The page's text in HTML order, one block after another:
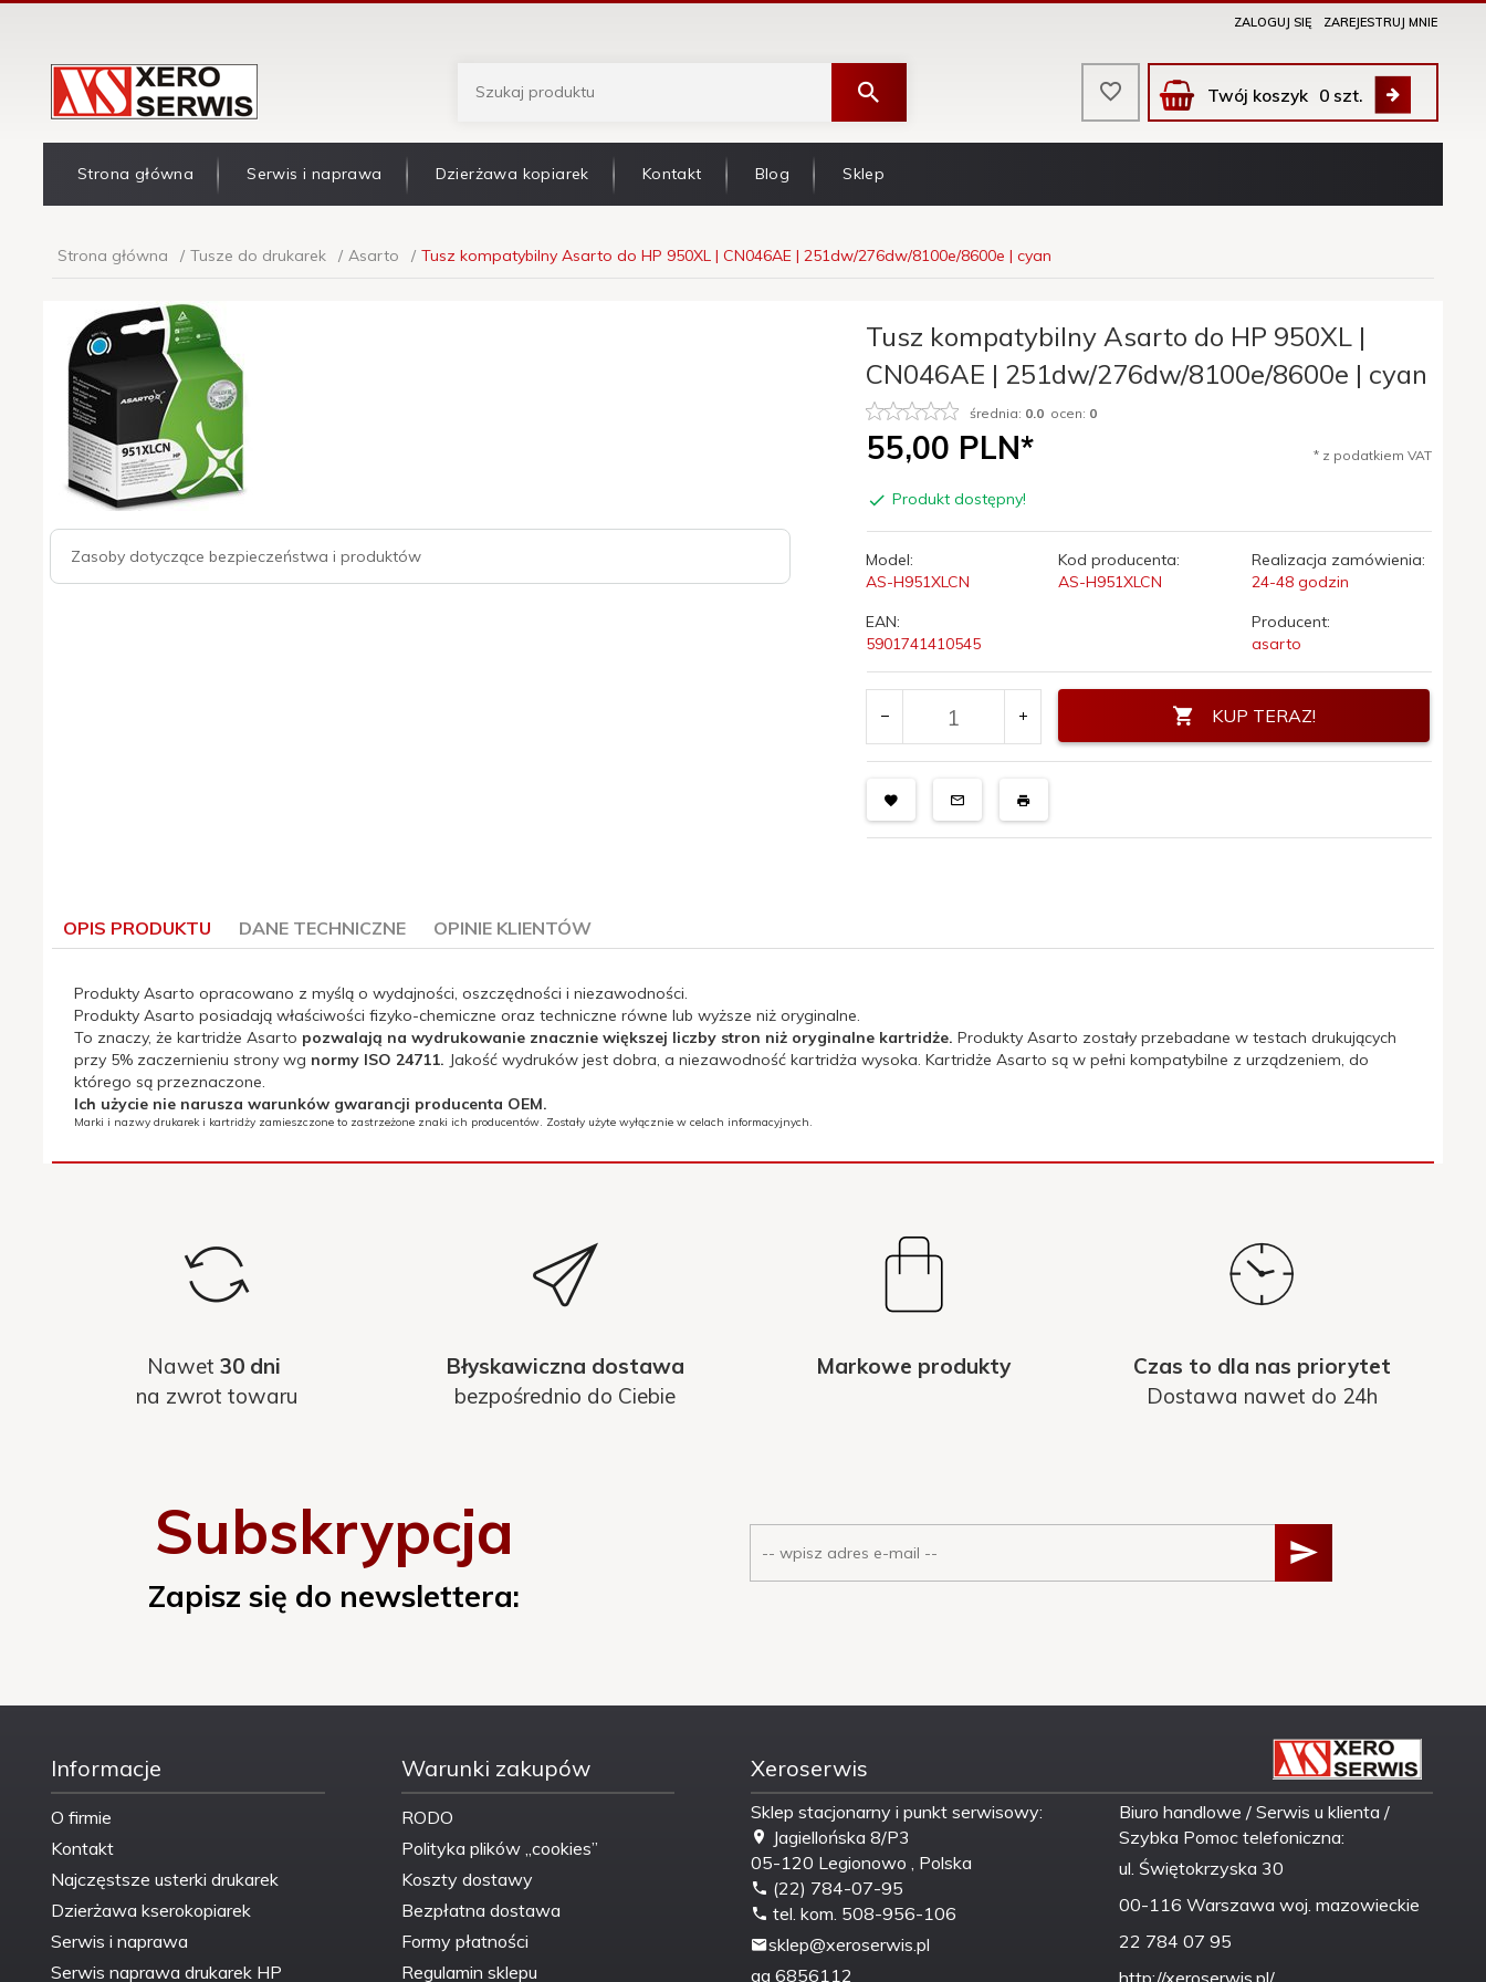
ZALOGUJ SIĘ ZAREJESTRUJ MNIE
Twój koszyk 0szt.
Strona główna Serwis i naprawa Dzierżawa kopiarek Kontakt Blog Sklep
Strona główna Tusze do drukarek Asarto Tusz kompatybilny Asarto do HP 950XL | CN046AE | 251dw/276dw/8100e/8600e | cyan
Zasoby dotyczące bezpieczeństwa i produktów
Tusz kompatybilny Asarto do HP 950XL |
CN046AE | 251dw/276dw/8100e/8600e | cyan
średnia: 0.0ocen: 0
55,00 PLN* * z podatkiem VAT
Produkt dostępny!
Model:
AS-H951XLCN
Kod producenta:
AS-H951XLCN
Realizacja zamówienia:
24-48 godzin
EAN:
5901741410545
Producent:
asarto
KUP TERAZ!
OPIS PRODUKTU DANE TECHNICZNE OPINIE KLIENTÓW
Produkty Asarto opracowano z myślą o wydajności, oszczędności i niezawodności.
Produkty Asarto posiadają właściwości fizyko-chemiczne oraz techniczne równe lub wyższe niż oryginalne.
To znaczy, że kartridże Asarto pozwalają na wydrukowanie znacznie większej liczby stron niż oryginalne kartridże. Produkty Asarto zostały przebadane w testach drukujących
przy 5% zaczernieniu strony wg normy ISO 24711. Jakość wydruków jest dobra, a niezawodność kartridża wysoka. Kartridże Asarto są w pełni kompatybilne z urządzeniem, do
którego są przeznaczone.
Ich użycie nie narusza warunków gwarancji producenta OEM.
Marki i nazwy drukarek i kartridży zamieszczone to zastrzeżone znaki ich producentów. Zostały użyte wyłącznie w celach informacyjnych.
Deklaracja CE:
urządzenia::
HP OfficeJet Pro 251dw, 276dw; HP OfficeJet HP8100e; HP OfficeJet8600, 8610, 8615, 8620
Producent OEM:: Hewlett Packard
Raport ISO:
Typ:: 951XLCN
Więcej informacji::
Wydajność ogólna::
Wydajność (przy %
pokryciu strony A):
Zamiennik/Oryginał:: Zamiennik
Nawet30 dni
na zwrot towaru
Błyskawiczna dostawa
bezpośrednio do Ciebie
Markowe produkty
Czas to dla nas priorytet
Dostawa nawet do 24h
Subskrypcja
Zapisz się do newslettera:
Informacje
O firmie
Kontakt
Najczęstsze usterki drukarek
Dzierżawa kserokopiarek
Serwis i naprawa
Serwis naprawa drukarek HP
Warunki zakupów
RODO
Polityka plików „cookies”
Koszty dostawy
Bezpłatna dostawa
Formy płatności
Regulamin sklepu
Xeroserwis
Sklep stacjonarny i punkt serwisowy:
Jagiellońska 8/P3
05-120 Legionowo , Polska
(22) 784-07-95
tel. kom. 508-956-106
sklep@xeroserwis.pl
gg 6856112
Biuro handlowe / Serwis u klienta /
Szybka Pomoc telefoniczna:
ul. Świętokrzyska 30
00-116 Warszawa woj. mazowieckie
22 784 07 95
http://xeroserwis.pl/